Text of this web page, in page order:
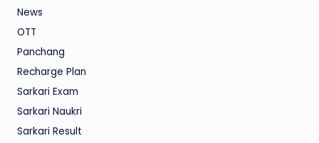
News
OTT
Panchang
Recharge Plan
Sarkari Exam
Sarkari Naukri
Sarkari Result